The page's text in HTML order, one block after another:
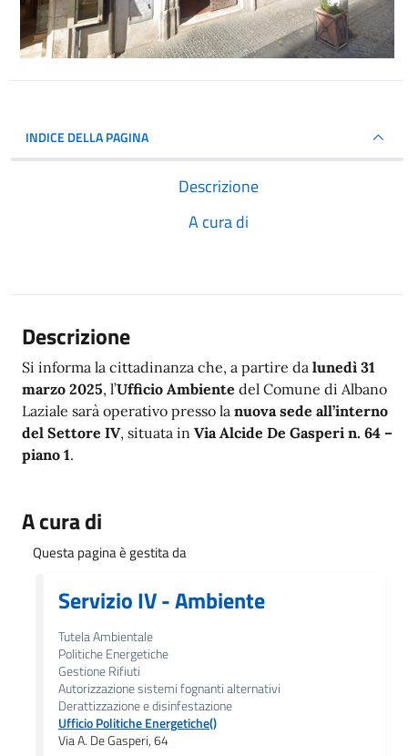
INDICE DELLA PAGINA
Descrizione
A cura di
Descrizione
Si informa la cittadinanza che, a partire da lunedì 31
marzo 2025, l’Ufficio Ambiente del Comune di Albano
Laziale sarà operativo presso la nuova sede all’interno
del Settore IV, situata in Via Alcide De Gasperi n. 64 –
piano 1.
A cura di
Questa pagina è gestita da
Servizio IV - Ambiente
Tutela Ambientale
Politiche Energetiche
Gestione Rifiuti
Autorizzazione sistemi fognanti alternativi
Derattizzazione e disinfestazione
Ufficio Politiche Energetiche()
Via A. De Gasperi, 64